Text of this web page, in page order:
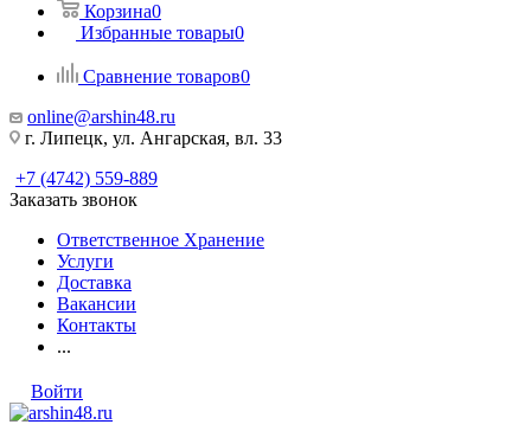
Корзина0
Избранные товары0
Сравнение товаров0
online@arshin48.ru
г. Липецк, ул. Ангарская, вл. 33
+7 (4742) 559-889
Заказать звонок
Ответственное Хранение
Услуги
Доставка
Вакансии
Контакты
...
Войти